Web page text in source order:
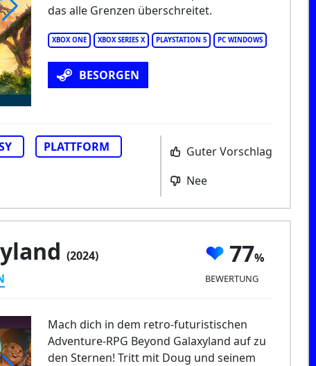
XBOX ONE XBOX SERIES X PLAYSTATION 5 PC WINDOWS
das alle Grenzen überschreitet.
BESORGEN
PLATTFORM
Guter Vorschlag
Nee
(2024)
77
BEWERTUNG
Mach dich in dem retro-futuristischen
Adventure-RPG Beyond Galaxyland auf zu
den Sternen! Tritt mit Doug und seinem